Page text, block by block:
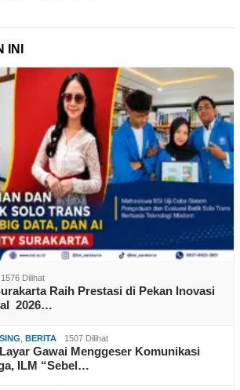
INI
1576 Dilihat
Raih Prestasi di Pekan Inovasi
2026…
BERITA 1507 Dilihat
Gawai Menggeser Komunikasi
ILM “Sebel…